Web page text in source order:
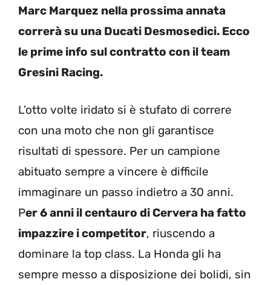
Marc Marquez nella prossima annata
correrà su una Ducati Desmosedici. Ecco
le prime info sul contratto con il team
Gresini Racing.
L’otto volte iridato si è stufato di correre
con una moto che non gli garantisce
risultati di spessore. Per un campione
abituato sempre a vincere è difficile
immaginare un passo indietro a 30 anni.
Per 6 anni il centauro di Cervera ha fatto
impazzire i competitor, riuscendo a
dominare la top class. La Honda gli ha
sempre messo a disposizione dei bolidi, sin